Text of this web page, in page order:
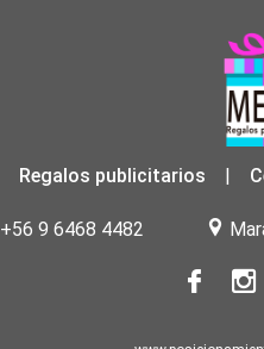
Regalos publicitarios |
+56 9 6468 4482